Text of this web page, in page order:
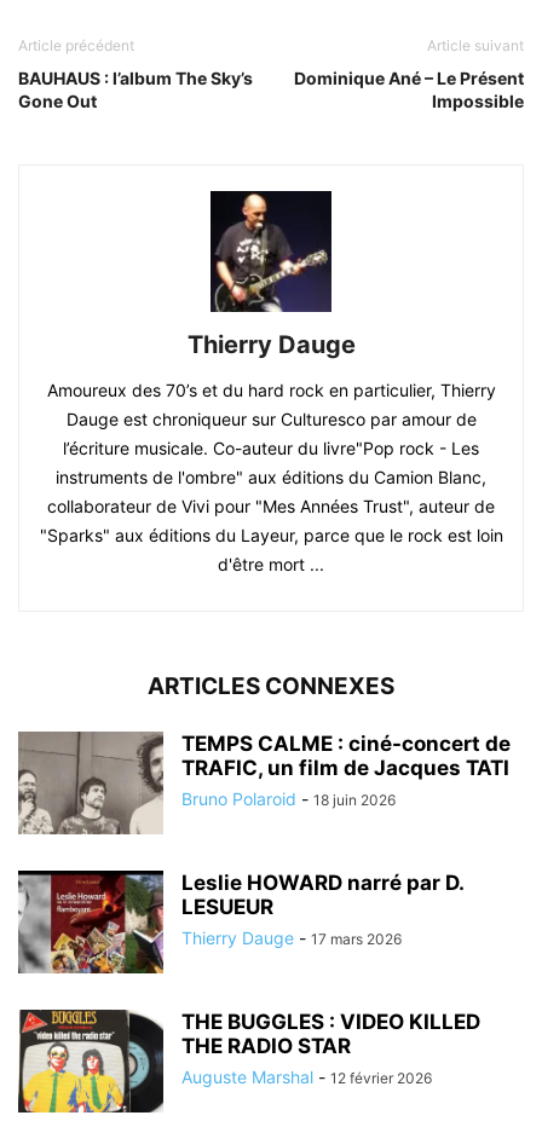
Article précédent
BAUHAUS : l’album The Sky’s
Gone Out
Article suivant
Dominique Ané – Le Présent
Impossible
Thierry Dauge
Amoureux des 70’s et du hard rock en particulier, Thierry
Dauge est chroniqueur sur Culturesco par amour de
l’écriture musicale. Co-auteur du livre"Pop rock - Les
instruments de l'ombre" aux éditions du Camion Blanc,
collaborateur de Vivi pour "Mes Années Trust", auteur de
"Sparks" aux éditions du Layeur, parce que le rock est loin
d'être mort ...
ARTICLES CONNEXES
TEMPS CALME : ciné-concert de
TRAFIC, un film de Jacques TATI
Bruno Polaroid - 18 juin 2026
Leslie HOWARD narré par D.
LESUEUR
Thierry Dauge - 17 mars 2026
THE BUGGLES : VIDEO KILLED
THE RADIO STAR
Auguste Marshal - 12 février 2026